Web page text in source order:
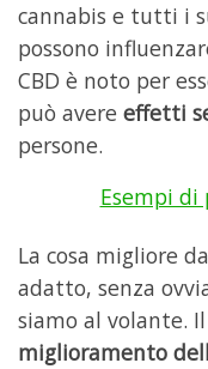
cannabis e tutti i
possono
CBD è noto per
può avere effetti
persone.
Esempi di
La cosa migliore
adatto, senza
siamo al volante.
miglioramento